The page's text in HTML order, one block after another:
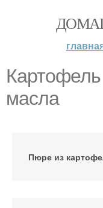
Картофель
масла
Пюре из